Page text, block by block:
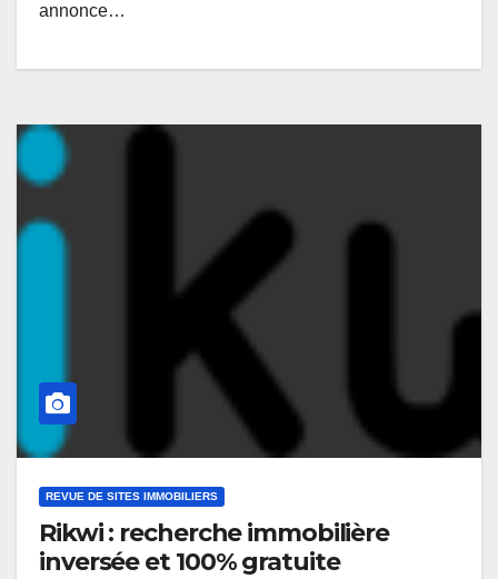
annonce…
REVUE DE SITES IMMOBILIERS
Rikwi : recherche immobilière
inversée et 100% gratuite